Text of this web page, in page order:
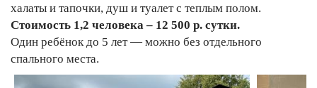
халаты и тапочки, душ и туалет с теплым полом.
Стоимость 1,2 человека – 12 500 р. сутки.
Один ребёнок до 5 лет — можно без отдельного
спального места.